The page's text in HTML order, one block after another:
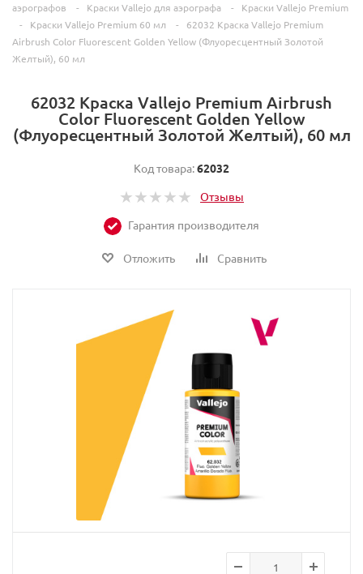
аэрографов
- Краски Vallejo для аэрографа -
Краски Vallejo Premium
-
Краски Vallejo Premium 60 мл -
62032 Краска Vallejo Premium
Airbrush Color Fluorescent Golden Yellow (Флуоресцентный Золотой
Желтый), 60 мл
62032 Краска Vallejo Premium Airbrush
Color Fluorescent Golden Yellow
(Флуоресцентный Золотой Желтый), 60 мл
Код товара:62032
Отзывы
Гарантия производителя
Отложить Сравнить